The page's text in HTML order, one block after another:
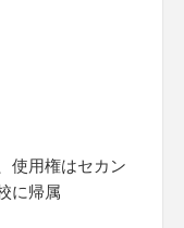
使用権はセカン
に帰属